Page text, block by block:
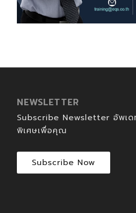
NEWSLETTER
Subscribe Newsletter อัพเด
พิเศษเพื่อคุณ
Subscribe Now